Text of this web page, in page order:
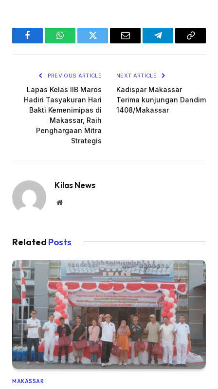
FacebookWhatsAppTwitter Email TelegramCopy
PREVIOUS ARTICLE
Lapas Kelas IIB Maros
Hadiri Tasyakuran Hari
Bakti Kemenimipas di
Makassar, Raih
Penghargaan Mitra
Strategis
NEXT ARTICLE
Kadispar Makassar
Terima kunjungan Dandim
1408/Makassar
Kilas News
Website
Related Posts
MAKASSAR